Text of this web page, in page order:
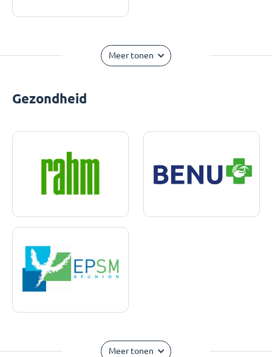
Meer tonen
Gezondheid
Meer tonen